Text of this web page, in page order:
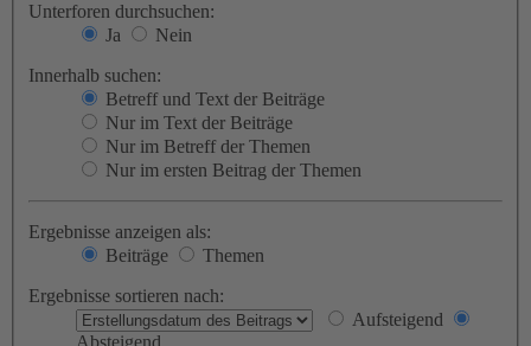
Unterforen durchsuchen:
Ja
Nein
Innerhalb suchen:
Betreff und Text der Beiträge
Nur im Text der Beiträge
Nur im Betreff der Themen
Nur im ersten Beitrag der Themen
Ergebnisse anzeigen als:
Beiträge
Themen
Ergebnisse sortieren nach:
Aufsteigend